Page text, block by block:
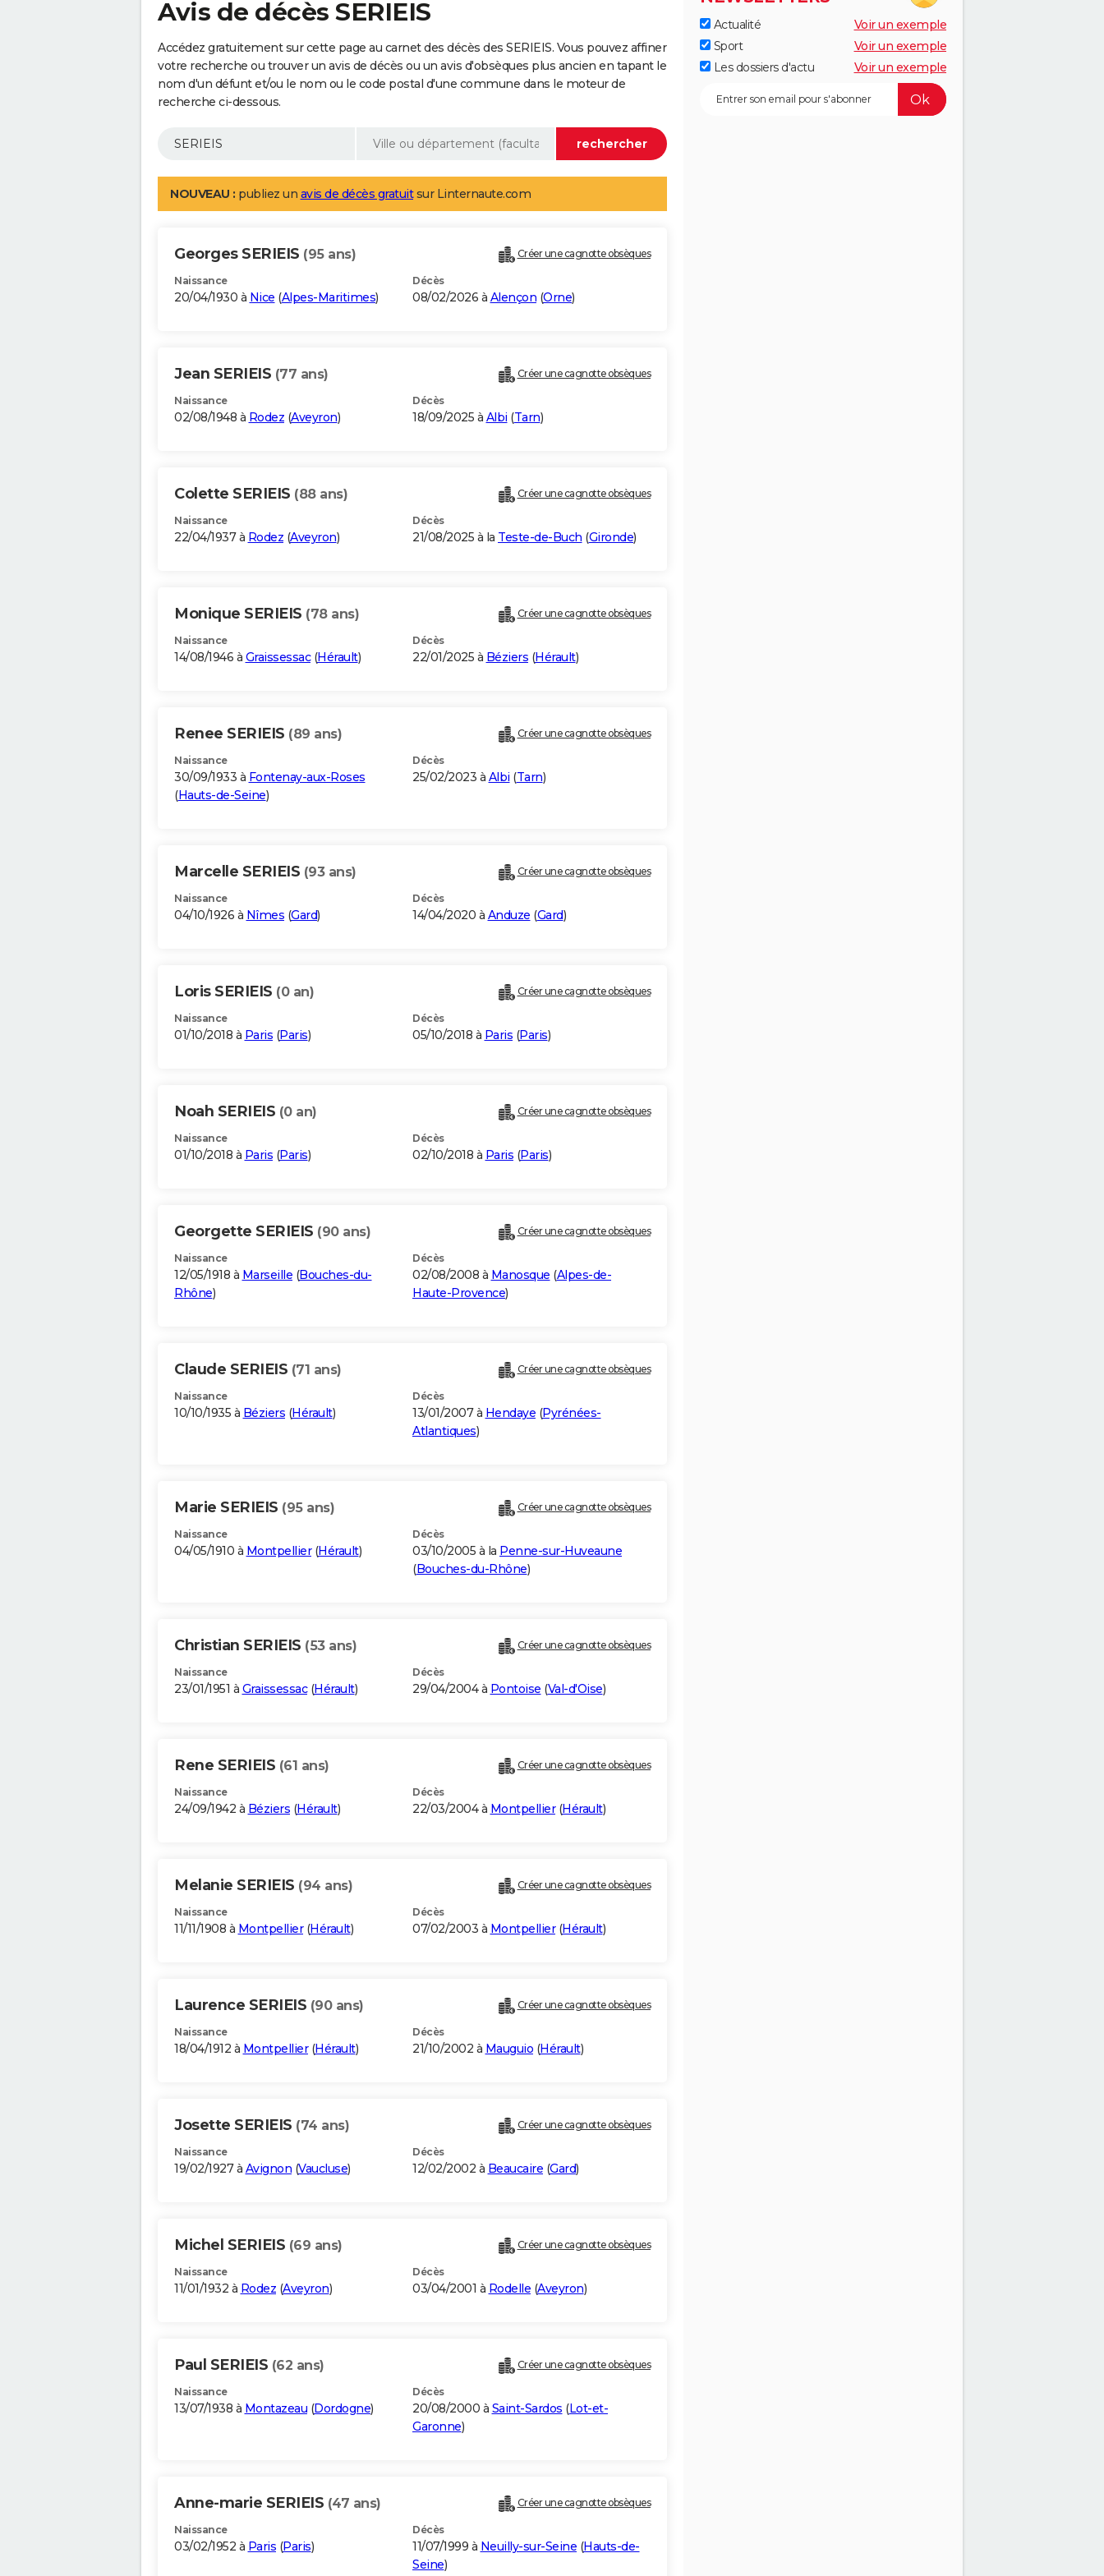
Avis de décès SERIEIS
Accédez gratuitement sur cette page au carnet des décès des SERIEIS. Vous pouvez affiner
votre recherche ou trouver un avis de décès ou un avis d'obsèques plus ancien en tapant le
nom d'un défunt et/ou le nom ou le code postal d'une commune dans le moteur de
recherche ci-dessous.
NOUVEAU : publiez un avis de décès gratuitsur Linternaute.com
Georges SERIEIS (95 ans) Créer une cagnotte obsèques
Naissance
20/04/1930 à Nice (Alpes-Maritimes)
Décès
08/02/2026 à Alençon (Orne)
Jean SERIEIS (77 ans) Créer une cagnotte obsèques
Naissance
02/08/1948 à Rodez (Aveyron)
Décès
18/09/2025 à Albi (Tarn)
Colette SERIEIS (88 ans) Créer une cagnotte obsèques
Naissance
22/04/1937 à Rodez (Aveyron)
Décès
21/08/2025 à la Teste-de-Buch (Gironde)
Monique SERIEIS (78 ans) Créer une cagnotte obsèques
Naissance
14/08/1946 à Graissessac(Hérault)
Décès
22/01/2025 à Béziers (Hérault)
Renee SERIEIS (89 ans) Créer une cagnotte obsèques
Naissance
30/09/1933 à Fontenay-aux-Roses
(Hauts-de-Seine)
Décès
25/02/2023 à Albi (Tarn)
Marcelle SERIEIS (93 ans) Créer une cagnotte obsèques
Naissance
04/10/1926 à Nîmes (Gard)
Décès
14/04/2020 à Anduze (Gard)
Loris SERIEIS (0 an) Créer une cagnotte obsèques
Naissance
01/10/2018 à Paris (Paris)
Décès
05/10/2018 à Paris (Paris)
Noah SERIEIS (0 an) Créer une cagnotte obsèques
Naissance
01/10/2018 à Paris (Paris)
Décès
02/10/2018 à Paris (Paris)
Georgette SERIEIS (90 ans) Créer une cagnotte obsèques
Naissance
12/05/1918 à Marseille (Bouches-du-
Rhône)
Décès
02/08/2008 à Manosque (Alpes-de-
Haute-Provence)
Claude SERIEIS (71 ans) Créer une cagnotte obsèques
Naissance
10/10/1935 à Béziers (Hérault)
Décès
13/01/2007 à Hendaye (Pyrénées-
Atlantiques)
Marie SERIEIS (95 ans) Créer une cagnotte obsèques
Naissance
04/05/1910 à Montpellier(Hérault)
Décès
03/10/2005 à la Penne-sur-Huveaune
(Bouches-du-Rhône)
Christian SERIEIS (53 ans) Créer une cagnotte obsèques
Naissance
23/01/1951 à Graissessac(Hérault)
Décès
29/04/2004 à Pontoise (Val-d'Oise)
Rene SERIEIS (61 ans) Créer une cagnotte obsèques
Naissance
24/09/1942 à Béziers (Hérault)
Décès
22/03/2004 à Montpellier(Hérault)
Melanie SERIEIS (94 ans) Créer une cagnotte obsèques
Naissance
11/11/1908 à Montpellier(Hérault)
Décès
07/02/2003 à Montpellier(Hérault)
Laurence SERIEIS (90 ans) Créer une cagnotte obsèques
Naissance
18/04/1912 à Montpellier(Hérault)
Décès
21/10/2002 à Mauguio (Hérault)
Josette SERIEIS (74 ans) Créer une cagnotte obsèques
Naissance
19/02/1927 à Avignon (Vaucluse)
Décès
12/02/2002 à Beaucaire (Gard)
Michel SERIEIS (69 ans) Créer une cagnotte obsèques
Naissance
11/01/1932 à Rodez (Aveyron)
Décès
03/04/2001 à Rodelle (Aveyron)
Paul SERIEIS (62 ans) Créer une cagnotte obsèques
Naissance
13/07/1938 à Montazeau (Dordogne)
Décès
20/08/2000 à Saint-Sardos (Lot-et-
Garonne)
Anne-marie SERIEIS (47 ans) Créer une cagnotte obsèques
Naissance
03/02/1952 à Paris (Paris)
Décès
11/07/1999 à Neuilly-sur-Seine (Hauts-de-
Seine)
Actualité
Voir un exemple
Sport
Voir un exemple
Les dossiers d'actu
Voir un exemple